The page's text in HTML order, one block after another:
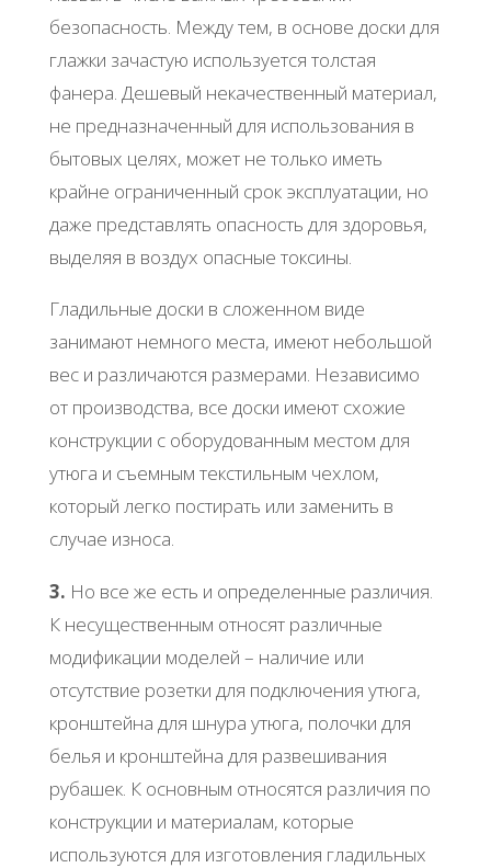
безопасность. Между тем, в основе доски для
глажки зачастую используется толстая
фанера. Дешевый некачественный материал,
не предназначенный для использования в
бытовых целях, может не только иметь
крайне ограниченный срок эксплуатации, но
даже представлять опасность для здоровья,
выделяя в воздух опасные токсины.
Гладильные доски в сложенном виде
занимают немного места, имеют небольшой
вес и различаются размерами. Независимо
от производства, все доски имеют схожие
конструкции с оборудованным местом для
утюга и съемным текстильным чехлом,
который легко постирать или заменить в
случае износа.
3. Но все же есть и определенные различия.
К несущественным относят различные
модификации моделей – наличие или
отсутствие розетки для подключения утюга,
кронштейна для шнура утюга, полочки для
белья и кронштейна для развешивания
рубашек. К основным относятся различия по
конструкции и материалам, которые
используются для изготовления гладильных